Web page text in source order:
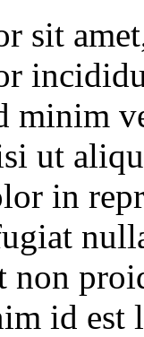
sit
minim
ut
in
non
id est